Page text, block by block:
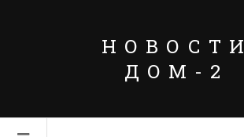
НОВОСТИ
ДОМ-2